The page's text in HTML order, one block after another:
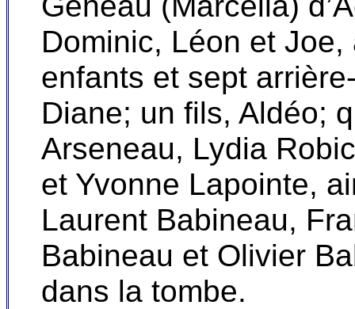
Dominic, Léon et
enfants et sept
Diane; un fils, Aldéo;
Arseneau, Lydia
et Yvonne Lapointe,
Laurent Babineau,
Babineau et Olivier
dans la tombe.